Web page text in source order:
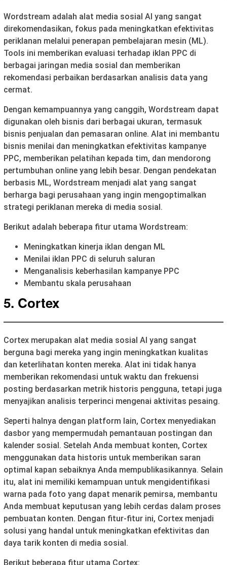
Wordstream adalah alat media sosial AI yang sangat
direkomendasikan, fokus pada meningkatkan efektivitas
periklanan melalui penerapan pembelajaran mesin (ML).
Tools ini memberikan evaluasi terhadap iklan PPC di
berbagai jaringan media sosial dan memberikan
rekomendasi perbaikan berdasarkan analisis data yang
cermat.
Dengan kemampuannya yang canggih, Wordstream dapat
digunakan oleh bisnis dari berbagai ukuran, termasuk
bisnis penjualan dan pemasaran online. Alat ini membantu
bisnis menilai dan meningkatkan efektivitas kampanye
PPC, memberikan pelatihan kepada tim, dan mendorong
pertumbuhan online yang lebih besar. Dengan pendekatan
berbasis ML, Wordstream menjadi alat yang sangat
berharga bagi perusahaan yang ingin mengoptimalkan
strategi periklanan mereka di media sosial.
Berikut adalah beberapa fitur utama Wordstream:
Meningkatkan kinerja iklan dengan ML
Menilai iklan PPC di seluruh saluran
Menganalisis keberhasilan kampanye PPC
Membantu skala perusahaan
5. Cortex
Cortex merupakan alat media sosial AI yang sangat
berguna bagi mereka yang ingin meningkatkan kualitas
dan keterlihatan konten mereka. Alat ini tidak hanya
memberikan rekomendasi untuk waktu dan frekuensi
posting berdasarkan metrik historis pengguna, tetapi juga
menyajikan analisis terperinci mengenai aktivitas pesaing.
Seperti halnya dengan platform lain, Cortex menyediakan
dasbor yang mempermudah pemantauan postingan dan
kalender sosial. Setelah Anda membuat konten, Cortex
menggunakan data historis untuk memberikan saran
optimal kapan sebaiknya Anda mempublikasikannya. Selain
itu, alat ini memiliki kemampuan untuk mengidentifikasi
warna pada foto yang dapat menarik pemirsa, membantu
Anda membuat keputusan yang lebih cerdas dalam proses
pembuatan konten. Dengan fitur-fitur ini, Cortex menjadi
solusi yang handal untuk meningkatkan efektivitas dan
daya tarik konten di media sosial.
Berikut beberapa fitur utama Cortex: